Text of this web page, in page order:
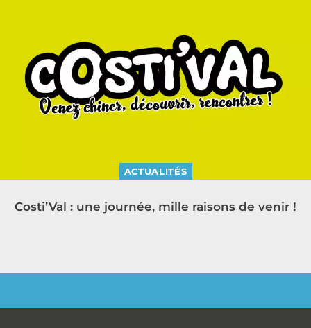
ACTUALITÉS
Costi’Val : une journée, mille raisons de venir !